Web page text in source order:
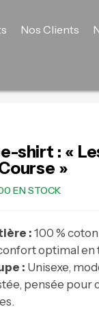
Nos Clients
shirt : «
»
EN STOCK
: 100 %
optimal en
: Unisexe,
pensée pour